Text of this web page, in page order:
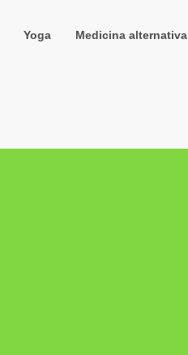
Yoga Medicina alternativa